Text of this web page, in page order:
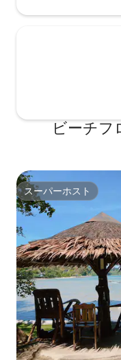
ビーチフ
スーパーホスト
スーパーホスト